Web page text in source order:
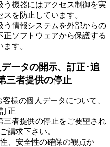
う機器にはアクセス制御を実
を防止しています。
う情報システムを外部からの
正ソフトウェアから保護する
す。
ータの開示、訂正･追
三者提供の停止
様の個人データについて、
正
三者提供の停止をご要望され
請求下さい。
、安全性の確保の観点か